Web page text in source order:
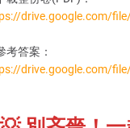
drive.google.com/
考答案：
drive.google.com/